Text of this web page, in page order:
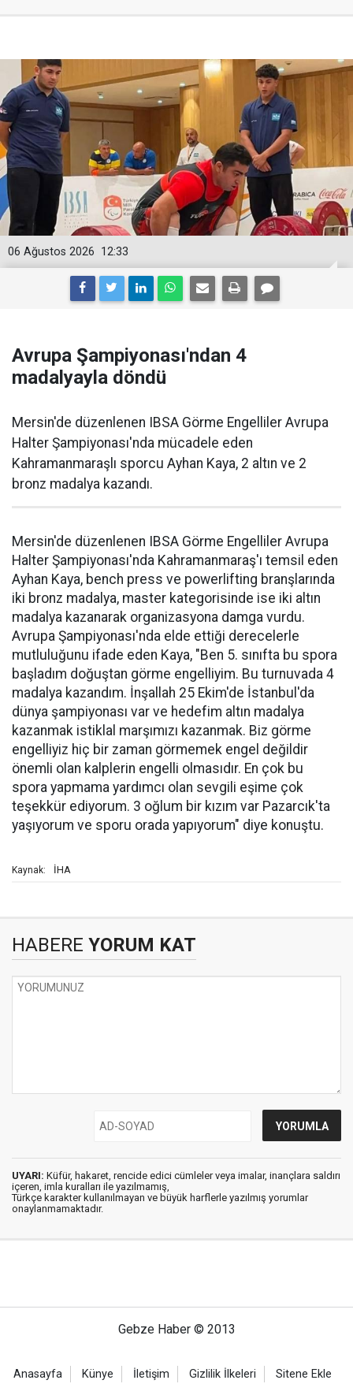
12:33
06 Ağustos 2026
Avrupa Şampiyonası'ndan 4
madalyayla döndü
Mersin'de düzenlenen IBSA Görme Engelliler Avrupa
Halter Şampiyonası'nda mücadele eden
Kahramanmaraşlı sporcu Ayhan Kaya, 2 altın ve 2
bronz madalya kazandı.
Mersin'de düzenlenen IBSA Görme Engelliler Avrupa
Halter Şampiyonası'nda Kahramanmaraş'ı temsil eden
Ayhan Kaya, bench press ve powerlifting branşlarında
iki bronz madalya, master kategorisinde ise iki altın
madalya kazanarak organizasyona damga vurdu.
Avrupa Şampiyonası'nda elde ettiği derecelerle
mutluluğunu ifade eden Kaya, "Ben 5. sınıfta bu spora
başladım doğuştan görme engelliyim. Bu turnuvada 4
madalya kazandım. İnşallah 25 Ekim'de İstanbul'da
dünya şampiyonası var ve hedefim altın madalya
kazanmak istiklal marşımızı kazanmak. Biz görme
engelliyiz hiç bir zaman görmemek engel değildir
önemli olan kalplerin engelli olmasıdır. En çok bu
spora yapmama yardımcı olan sevgili eşime çok
teşekkür ediyorum. 3 oğlum bir kızım var Pazarcık'ta
yaşıyorum ve sporu orada yapıyorum" diye konuştu.
Kaynak: İHA
HABERE YORUM KAT
UYARI: Küfür, hakaret, rencide edici cümleler veya imalar, inançlara saldırı
içeren, imla kuralları ile yazılmamış,
Türkçe karakter kullanılmayan ve büyük harflerle yazılmış yorumlar
onaylanmamaktadır.
Gebze Haber © 2013
Anasayfa Künye İletişim Gizlilik İlkeleri Sitene Ekle